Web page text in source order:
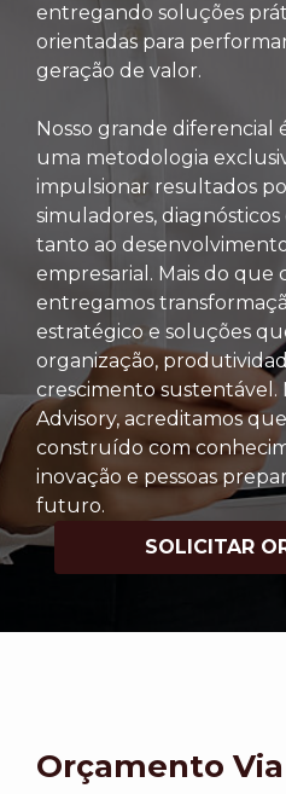
entregando soluções
orientadas para
geração de valor.
Nosso grande diferencial
uma metodologia
impulsionar resultados
simuladores,
tanto ao
empresarial. Mais do que
entregamos
estratégico e soluções
organização,
crescimento sustentável.
Advisory, acreditamos
construído com
inovação e pessoas
futuro.
SOLICITAR
Orçamento